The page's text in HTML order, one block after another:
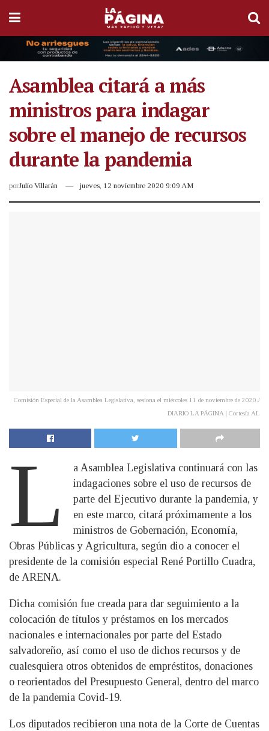
Asamblea citará a más
ministros para indagar
sobre el manejo de recursos
durante la pandemia
porJulio Villarán jueves, 12 noviembre 2020 9:09 AM
Comisión Especial de la Asamblea Legislativa, sesiona el miércoles 11 de noviembre de 2020./
DIARIO LA PÁGINA | Cortesía AL
L
a Asamblea Legislativa continuará con las
indagaciones sobre el uso de recursos de
parte del Ejecutivo durante la pandemia, y
en este marco, citará próximamente a los
ministros de Gobernación, Economía,
Obras Públicas y Agricultura, según dio a conocer el
presidente de la comisión especial René Portillo Cuadra,
de ARENA.
Dicha comisión fue creada para dar seguimiento a la
colocación de títulos y préstamos en los mercados
nacionales e internacionales por parte del Estado
salvadoreño, así como el uso de dichos recursos y de
cualesquiera otros obtenidos de empréstitos, donaciones
o reorientados del Presupuesto General, dentro del marco
de la pandemia Covid-19.
Los diputados recibieron una nota de la Corte de Cuentas